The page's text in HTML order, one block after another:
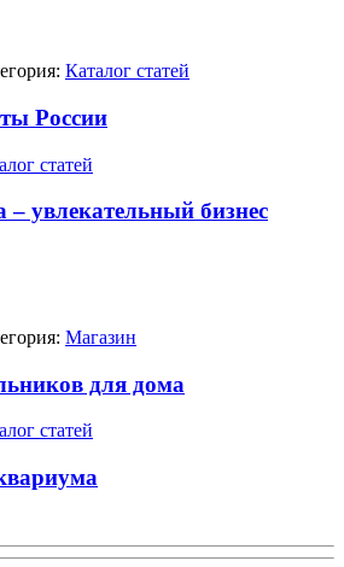
Каталог статей
России
статей
увлекательный бизнес
Магазин
для дома
статей